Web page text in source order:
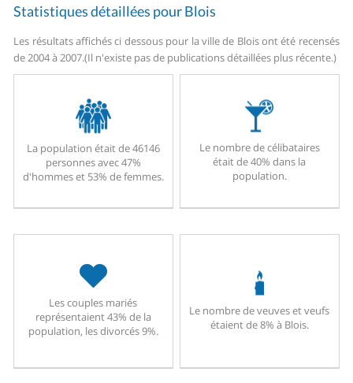
Statistiques détaillées pour Blois
Les résultats affichés ci dessous pour la ville de Blois ont été recensés
de 2004 à 2007.(Il n'existe pas de publications détaillées plus récente.)
La population était de 46146
personnes avec 47%
d'hommes et 53% de femmes.
Le nombre de célibataires
était de 40% dans la
population.
Les couples mariés
représentaient 43% de la
population, les divorcés 9%.
Le nombre de veuves et veufs
étaient de 8% à Blois.